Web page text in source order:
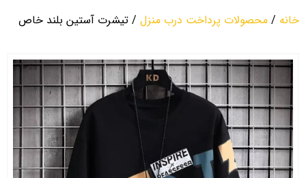
خانه / محصولات پرداخت درب منزل / تیشرت آستین بلند خاص